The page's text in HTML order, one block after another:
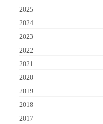
2025
2024
2023
2022
2021
2020
2019
2018
2017